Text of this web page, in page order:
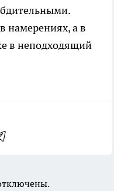
намерениях, а в
в неподходящий